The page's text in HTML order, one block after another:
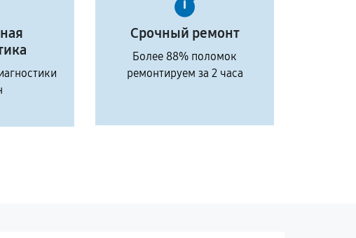
Срочный ремонт
Более 88% поломок
ремонтируем за 2 часа